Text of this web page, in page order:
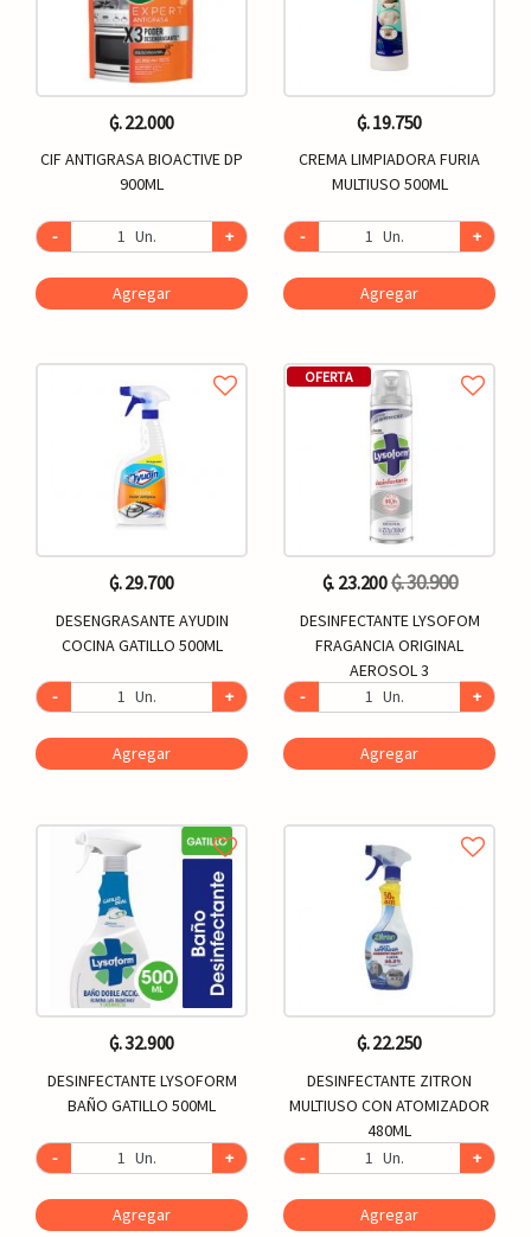
₲. 22.000
CIF ANTIGRASA BIOACTIVE DP
900ML
- Un. +
Agregar
₲. 19.750
CREMA LIMPIADORA FURIA
MULTIUSO 500ML
- Un. +
Agregar
₲. 29.700
DESENGRASANTE AYUDIN
COCINA GATILLO 500ML
- Un. +
Agregar
OFERTA
₲. 23.200₲. 30.900
DESINFECTANTE LYSOFOM
FRAGANCIA ORIGINAL
AEROSOL 3
-
Un. +
Agregar
₲. 32.900
DESINFECTANTE LYSOFORM
BAÑO GATILLO 500ML
- Un. +
Agregar
₲. 22.250
DESINFECTANTE ZITRON
MULTIUSO CON ATOMIZADOR
480ML
-
Un. +
Agregar